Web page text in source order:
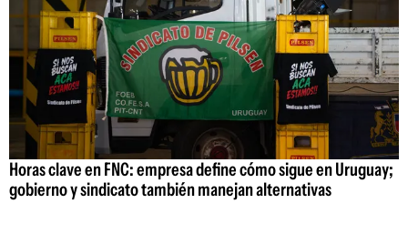
Horas clave en FNC: empresa define cómo sigue en Uruguay;
gobierno y sindicato también manejan alternativas